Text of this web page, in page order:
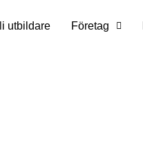
utbildare Företag